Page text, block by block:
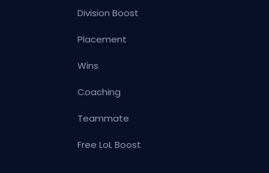
Division Boost
Placement
Wins
Coaching
Teammate
Free LoL Boost